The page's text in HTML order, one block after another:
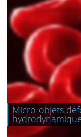
Micro-objets